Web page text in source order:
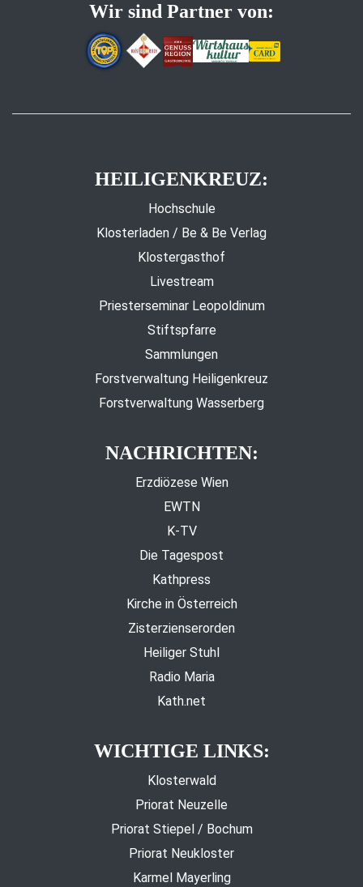
Wir sind Partner von:
HEILIGENKREUZ:
Hochschule
Klosterladen / Be & Be Verlag
Klostergasthof
Livestream
Priesterseminar Leopoldinum
Stiftspfarre
Sammlungen
Forstverwaltung Heiligenkreuz
Forstverwaltung Wasserberg
NACHRICHTEN:
Erzdiözese Wien
EWTN
K-TV
Die Tagespost
Kathpress
Kirche in Österreich
Zisterzienserorden
Heiliger Stuhl
Radio Maria
Kath.net
WICHTIGE LINKS:
Klosterwald
Priorat Neuzelle
Priorat Stiepel / Bochum
Priorat Neukloster
Karmel Mayerling